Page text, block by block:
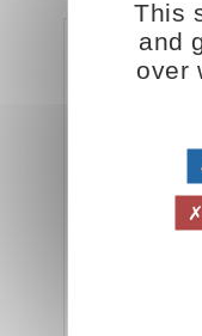
L'égrégore
This
and
over